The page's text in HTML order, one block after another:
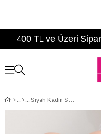
400 TL ve Üzeri
Siyah Kadın Sandalet B713690609